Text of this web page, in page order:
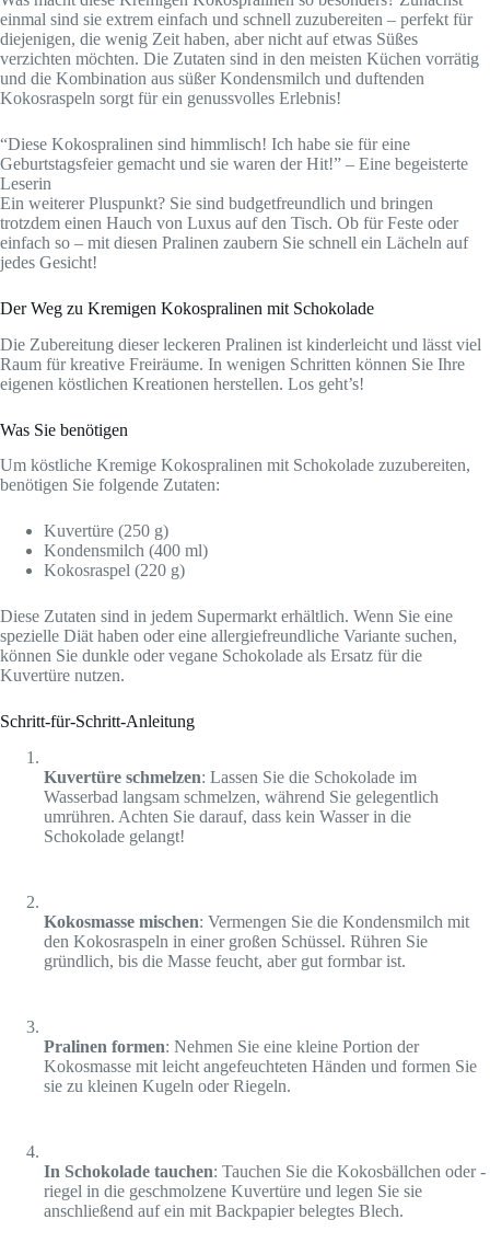
einmal sind sie extrem einfach und schnell zuzubereiten – perfekt für
diejenigen, die wenig Zeit haben, aber nicht auf etwas Süßes
verzichten möchten. Die Zutaten sind in den meisten Küchen vorrätig
und die Kombination aus süßer Kondensmilch und duftenden
Kokosraspeln sorgt für ein genussvolles Erlebnis!
“Diese Kokospralinen sind himmlisch! Ich habe sie für eine
Geburtstagsfeier gemacht und sie waren der Hit!” – Eine begeisterte
Leserin
Ein weiterer Pluspunkt? Sie sind budgetfreundlich und bringen
trotzdem einen Hauch von Luxus auf den Tisch. Ob für Feste oder
einfach so – mit diesen Pralinen zaubern Sie schnell ein Lächeln auf
jedes Gesicht!
Der Weg zu Kremigen Kokospralinen mit Schokolade
Die Zubereitung dieser leckeren Pralinen ist kinderleicht und lässt viel
Raum für kreative Freiräume. In wenigen Schritten können Sie Ihre
eigenen köstlichen Kreationen herstellen. Los geht’s!
Was Sie benötigen
Um köstliche Kremige Kokospralinen mit Schokolade zuzubereiten,
benötigen Sie folgende Zutaten:
Kuvertüre (250 g)
Kondensmilch (400 ml)
Kokosraspel (220 g)
Diese Zutaten sind in jedem Supermarkt erhältlich. Wenn Sie eine
spezielle Diät haben oder eine allergiefreundliche Variante suchen,
können Sie dunkle oder vegane Schokolade als Ersatz für die
Kuvertüre nutzen.
Schritt-für-Schritt-Anleitung
Kuvertüre schmelzen: Lassen Sie die Schokolade im
Wasserbad langsam schmelzen, während Sie gelegentlich
umrühren. Achten Sie darauf, dass kein Wasser in die
Schokolade gelangt!
Kokosmasse mischen: Vermengen Sie die Kondensmilch mit
den Kokosraspeln in einer großen Schüssel. Rühren Sie
gründlich, bis die Masse feucht, aber gut formbar ist.
Pralinen formen: Nehmen Sie eine kleine Portion der
Kokosmasse mit leicht angefeuchteten Händen und formen Sie
sie zu kleinen Kugeln oder Riegeln.
In Schokolade tauchen: Tauchen Sie die Kokosbällchen oder -
riegel in die geschmolzene Kuvertüre und legen Sie sie
anschließend auf ein mit Backpapier belegtes Blech.